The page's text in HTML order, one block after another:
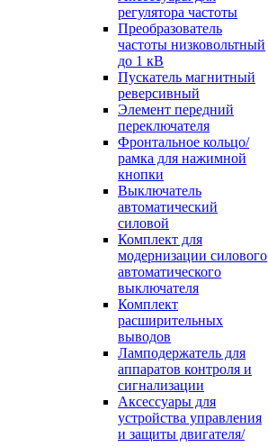
регулятора частоты
Преобразователь
частоты низковольтный
до 1 кВ
Пускатель магнитный
реверсивный
Элемент передний
переключателя
Фронтальное кольцо/
рамка для нажимной
кнопки
Выключатель
автоматический
силовой
Комплект для
модернизации силового
автоматического
выключателя
Комплект
расширительных
выводов
Ламподержатель для
аппаратов контроля и
сигнализации
Аксессуары для
устройства управления
и защиты двигателя/